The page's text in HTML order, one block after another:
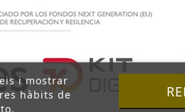
i mostrar
hàbits de